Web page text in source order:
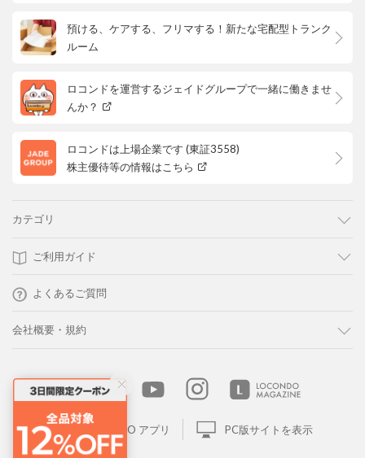
預ける、ケアする、フリマする！新たな宅配型トランク
ルーム
ロコンドを運営するジェイドグループで一緒に働きませ
んか？
ロコンドは上場企業です (東証3558)
株主優待等の情報はこちら
カテゴリ
ご利用ガイド
よくあるご質問
会社概要・規約
LOCONDO アプリ PC版サイトを表示